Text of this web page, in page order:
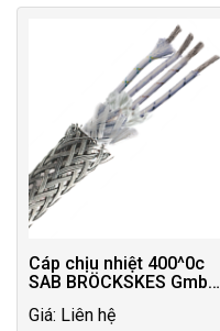
Cáp chịu nhiệt 400^0c
SAB BRÖCKSKES GmbH
Giá: Liên hệ